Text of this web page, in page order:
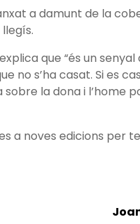
a damunt de la
que “és un
no s’ha casat. Si es
la dona i l’home
a noves edicions per